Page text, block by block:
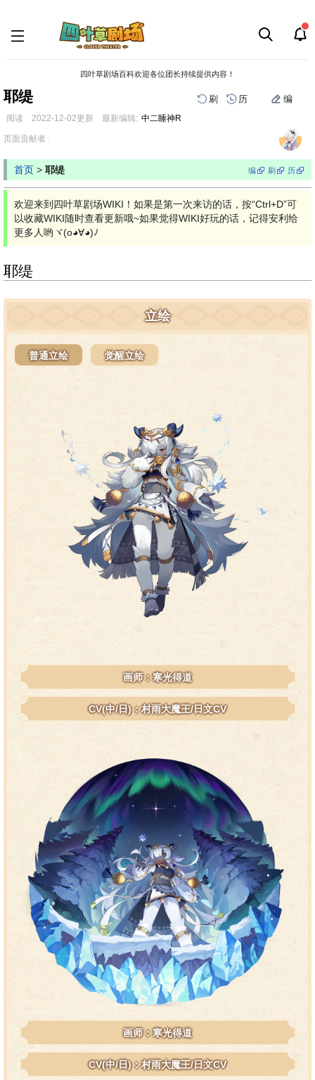
四叶草剧场百科欢迎各位团长持续提供内容！
耶缇 刷 历 编
阅读 2022-12-02更新 最新编辑: 中二睡神R
跳
导
跳
搜
页面贡献者 :
编 刷 历
首页 > 耶缇
欢迎来到四叶草剧场WIKI！如果是第一次来访的话，按“Ctrl+D”可
以收藏WIKI随时查看更新哦~如果觉得WIKI好玩的话，记得安利给
更多人哟ヾ(o◕∀◕)ﾉ
耶缇
立绘
普通立绘 觉醒立绘
画师：寒光得道
CV(中/日)：村雨大魔王/日文CV
画师：寒光得道
CV(中/日)：村雨大魔王/日文CV